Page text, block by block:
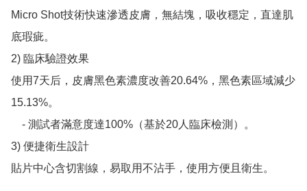
Micro Shot技術快速滲透皮膚，無結塊，吸收穩定，直達肌
底瑕疵。
2) 臨床驗證效果
使用7天后，皮膚黑色素濃度改善20.64%，黑色素區域減少
15.13%。
3) 便捷衛生設計
貼片中心含切割線，易取用不沾手，使用方便且衛生。